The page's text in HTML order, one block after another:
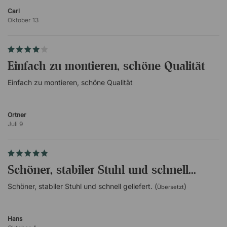
Ausgezeichnet mit dem iF Design Award
GreenGuard Gold-zertifiziert
Carl
Oktober 13
Einfach zu montieren, schöne Qualität
Einfach zu montieren, schöne Qualität
Ortner
Juli 9
Schöner, stabiler Stuhl und schnell...
Schöner, stabiler Stuhl und schnell geliefert. (Übersetzt)
Hans